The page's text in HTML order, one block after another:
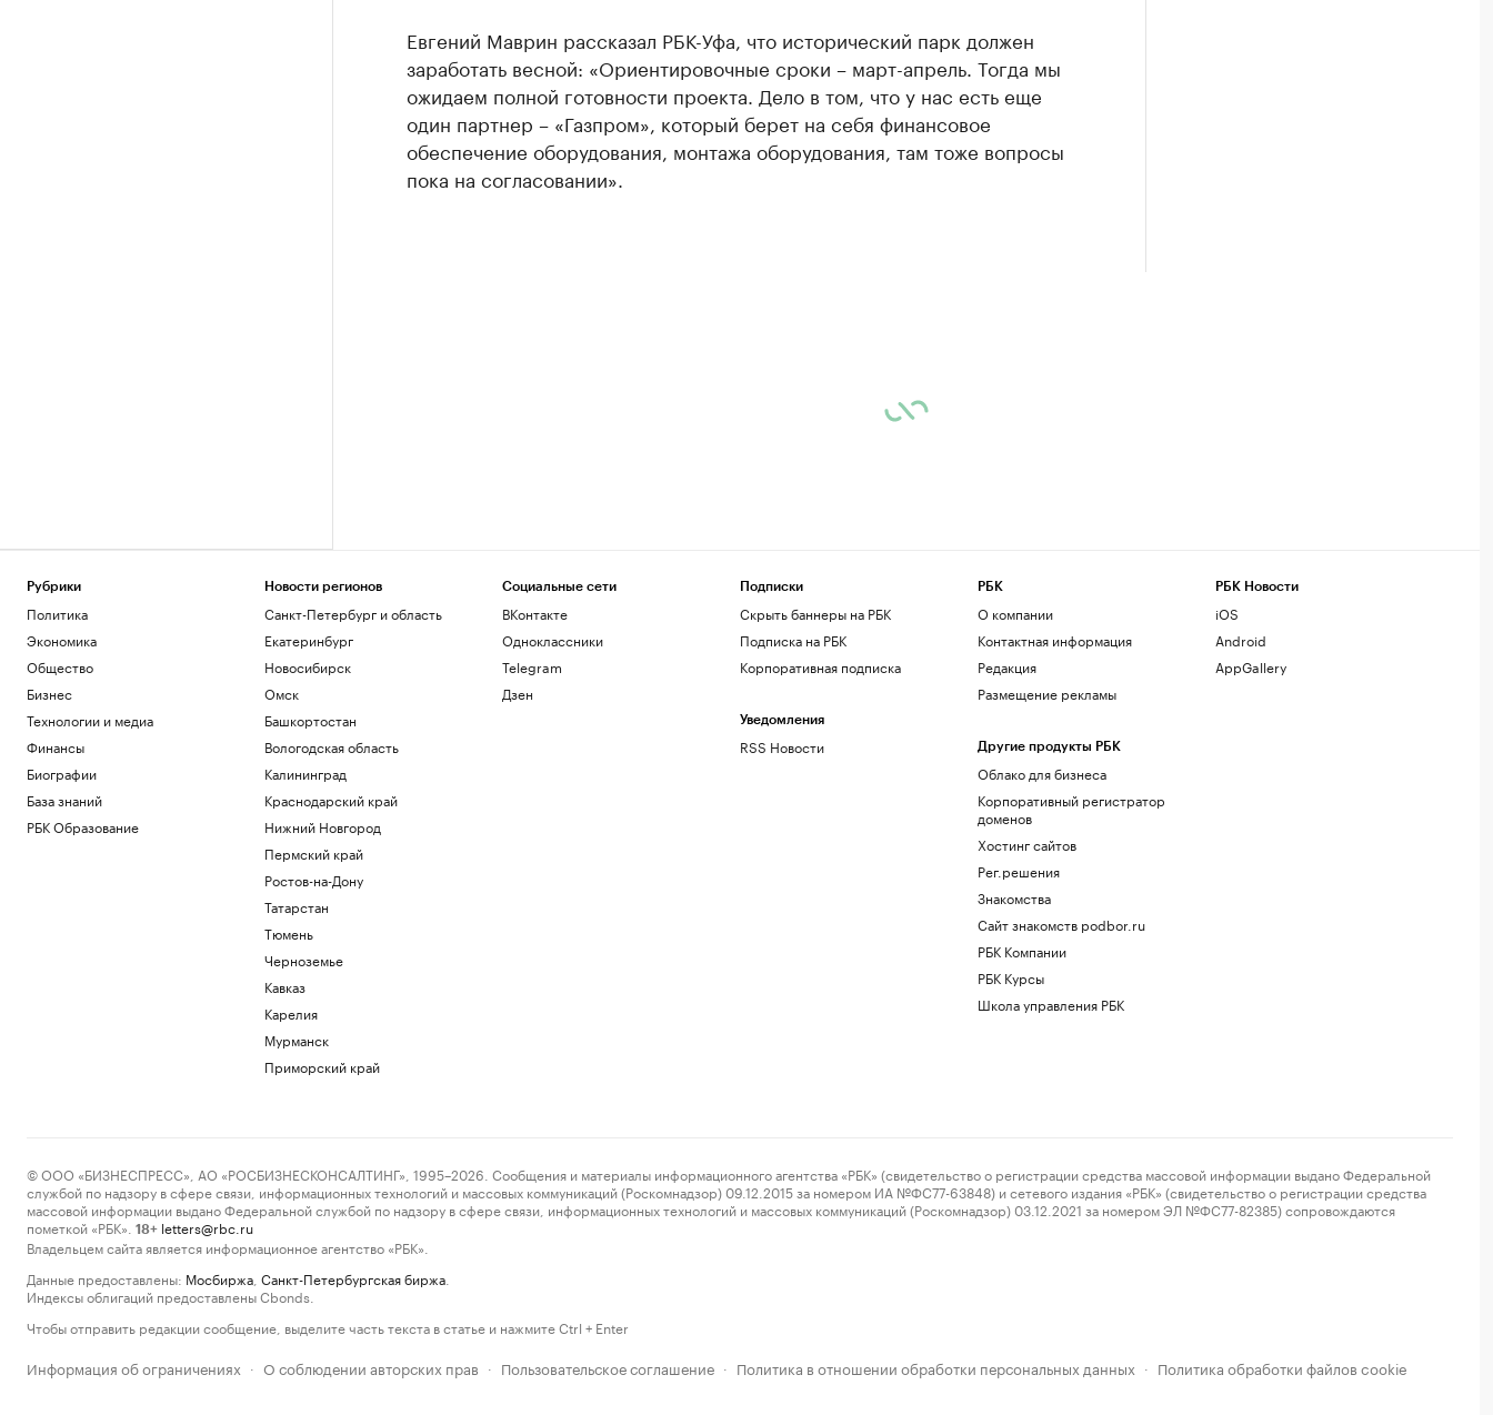
Евгений Маврин рассказал РБК-Уфа, что исторический парк должен
заработать весной: «Ориентировочные сроки – март-апрель. Тогда мы
ожидаем полной готовности проекта. Дело в том, что у нас есть еще
один партнер – «Газпром», который берет на себя финансовое
обеспечение оборудования, монтажа оборудования, там тоже вопросы
пока на согласовании».
Рубрики
Политика
Экономика
Общество
Бизнес
Технологии и медиа
Финансы
Биографии
База знаний
РБК Образование
Новости регионов
Санкт-Петербург и область
Екатеринбург
Новосибирск
Омск
Башкортостан
Вологодская область
Калининград
Краснодарский край
Нижний Новгород
Пермский край
Ростов-на-Дону
Татарстан
Тюмень
Черноземье
Кавказ
Карелия
Мурманск
Приморский край
Социальные сети
ВКонтакте
Одноклассники
Telegram
Дзен
Подписки
Скрыть баннеры на РБК
Подписка на РБК
Корпоративная подписка
Уведомления
RSS Новости
РБК
О компании
Контактная информация
Редакция
Размещение рекламы
Другие продукты РБК
Облако для бизнеса
Корпоративный регистратор
доменов
Хостинг сайтов
Рег.решения
Знакомства
Сайт знакомств podbor.ru
РБК Компании
РБК Курсы
Школа управления РБК
РБК Новости
iOS
Android
AppGallery
© ООО «БИЗНЕСПРЕСС», АО «РОСБИЗНЕСКОНСАЛТИНГ», 1995–2026. Сообщения и материалы информационного агентства «РБК» (свидетельство о регистрации средства массовой информации выдано Федеральной
службой по надзору в сфере связи, информационных технологий и массовых коммуникаций (Роскомнадзор) 09.12.2015 за номером ИА №ФС77-63848) и сетевого издания «РБК» (свидетельство о регистрации средства
массовой информации выдано Федеральной службой по надзору в сфере связи, информационных технологий и массовых коммуникаций (Роскомнадзор) 03.12.2021 за номером ЭЛ №ФС77-82385) сопровождаются
пометкой «РБК».
18+ letters@rbc.ru
Владельцем сайта является информационное агентство «РБК».
Данные предоставлены: Мосбиржа Санкт-Петербургская биржа
Индексы облигаций предоставлены Cbonds.
Чтобы отправить редакции сообщение, выделите часть текста в статье и нажмите Ctrl + Enter
Информация об ограничениях · О соблюдении авторских прав · Пользовательское соглашение · Политика в отношении обработки персональных данных · Политика обработки файлов cookie